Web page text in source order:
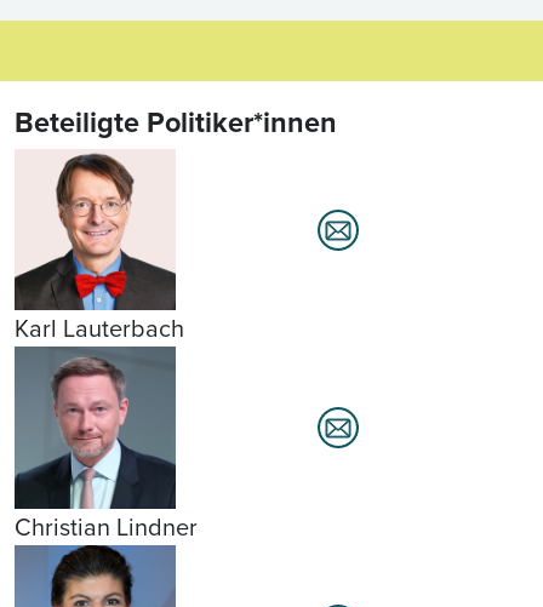
Beteiligte Politiker*innen
Karl Lauterbach
Christian Lindner